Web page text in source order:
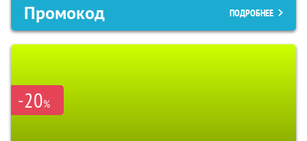
Промокод ПОДРОБНЕЕ
-20%